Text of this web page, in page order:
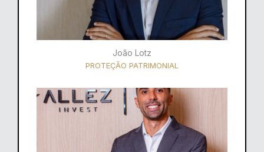
João Lotz
PROTEÇÃO PATRIMONIAL